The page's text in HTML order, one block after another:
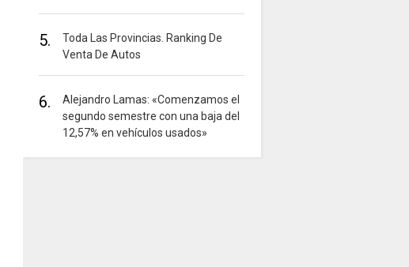
5.
Toda Las Provincias. Ranking De
Venta De Autos
6.
Alejandro Lamas: «Comenzamos el
segundo semestre con una baja del
12,57% en vehículos usados»